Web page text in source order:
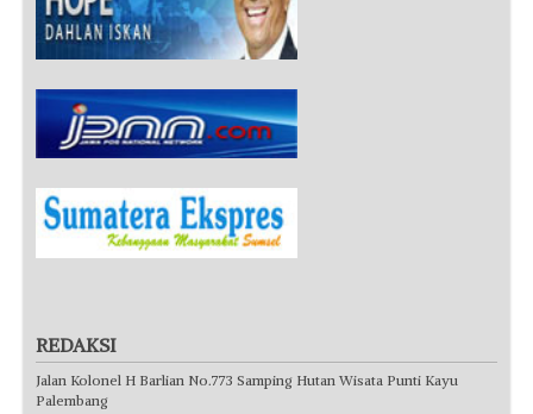
REDAKSI
Jalan Kolonel H Barlian No.773 Samping Hutan Wisata Punti Kayu
Palembang